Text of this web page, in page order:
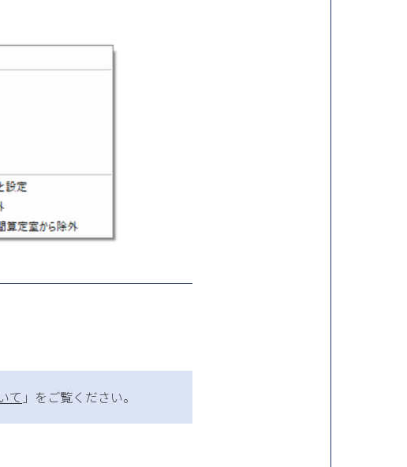
て 」をご覧ください。